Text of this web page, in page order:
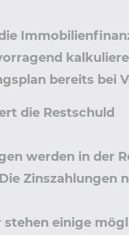
bereits bei
die Restschuld
werden in der
Zinszahlungen
einige